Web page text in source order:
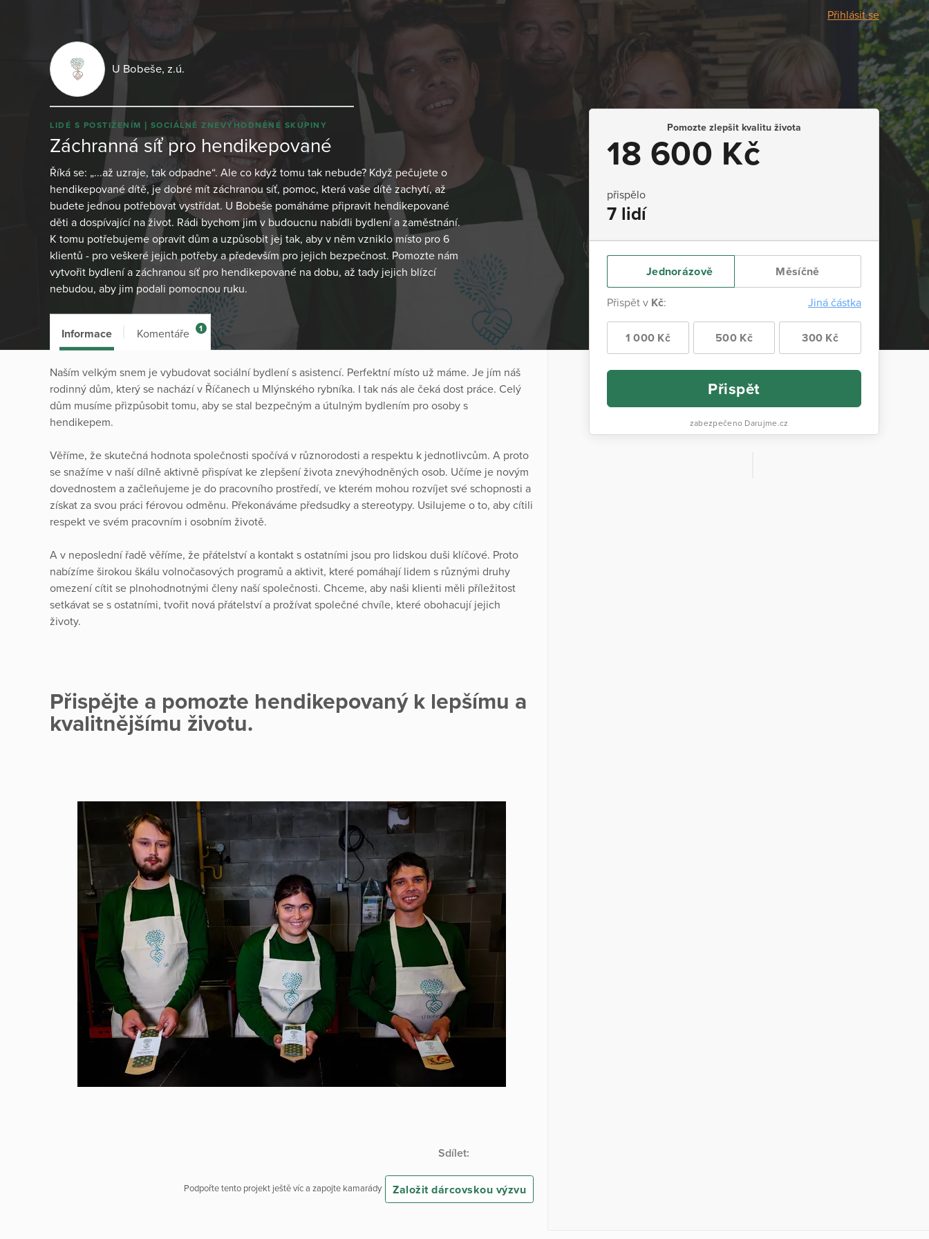
Přihlásit se
U Bobeše, z.ú.
LIDÉ S POSTIŽENÍM SOCIÁLNĚ ZNEVÝHODNĚNÉ SKUPINY
Záchranná síť pro hendikepované
Říká se: „...až uzraje, tak odpadne“. Ale co když tomu tak nebude? Když pečujete o
hendikepované dítě, je dobré mít záchranou síť, pomoc, která vaše dítě zachytí, až
budete jednou potřebovat vystřídat. U Bobeše pomáháme připravit hendikepované
děti a dospívající na život. Rádi bychom jim v budoucnu nabídli bydlení a zaměstnání.
K tomu potřebujeme opravit dům a uzpůsobit jej tak, aby v něm vzniklo místo pro 6
klientů - pro veškeré jejich potřeby a především pro jejich bezpečnost. Pomozte nám
vytvořit bydlení a záchranou síť pro hendikepované na dobu, až tady jejich blízcí
nebudou, aby jim podali pomocnou ruku.
Pomozte zlepšit kvalitu života
18 600 Kč
přispělo
7 lidí
Jednorázově Měsíčně
Přispět v Kč: Jiná částka
1 000 Kč 500 Kč 300 Kč
Přispět
zabezpečeno Darujme.cz
Informace Komentáře 1
Naším velkým snem je vybudovat sociální bydlení s asistencí. Perfektní místo už máme. Je jím náš
rodinný dům, který se nachází v Říčanech u Mlýnského rybníka. I tak nás ale čeká dost práce. Celý
dům musíme přizpůsobit tomu, aby se stal bezpečným a útulným bydlením pro osoby s
hendikepem.
Věříme, že skutečná hodnota společnosti spočívá v různorodosti a respektu k jednotlivcům. A proto
se snažíme v naší dílně aktivně přispívat ke zlepšení života znevýhodněných osob. Učíme je novým
dovednostem a začleňujeme je do pracovního prostředí, ve kterém mohou rozvíjet své schopnosti a
získat za svou práci férovou odměnu. Překonáváme předsudky a stereotypy. Usilujeme o to, aby cítili
respekt ve svém pracovním i osobním životě.
A v neposlední řadě věříme, že přátelství a kontakt s ostatními jsou pro lidskou duši klíčové. Proto
nabízíme širokou škálu volnočasových programů a aktivit, které pomáhají lidem s různými druhy
omezení cítit se plnohodnotnými členy naší společnosti. Chceme, aby naši klienti měli příležitost
setkávat se s ostatními, tvořit nová přátelství a prožívat společné chvíle, které obohacují jejich
životy.
Přispějte a pomozte hendikepovaný k lepšímu a
kvalitnějšímu životu.
Sdílet:
Podpořte tento projekt ještě víc a zapojte kamarády Založit dárcovskou výzvu